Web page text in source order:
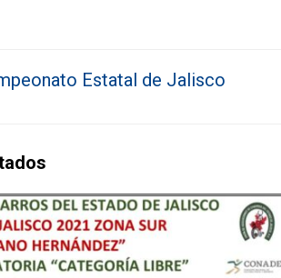
Estatal de Jalisco